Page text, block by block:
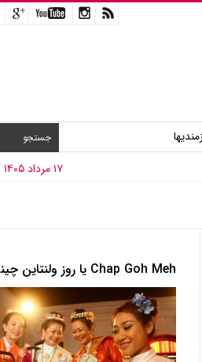
۱۷ مرداد ۱۴۰۵ /
Chap Goh Meh یا روز ولنتاین چینی